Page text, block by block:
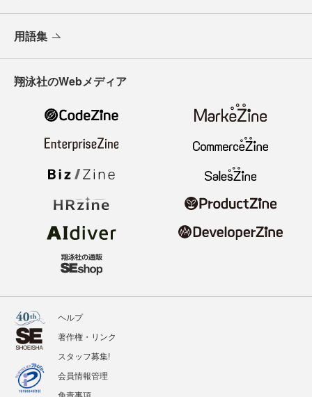
用語集
翔泳社のWebメディア
ヘルプ
著作権・リンク
スタッフ募集!
会員情報管理
免責事項